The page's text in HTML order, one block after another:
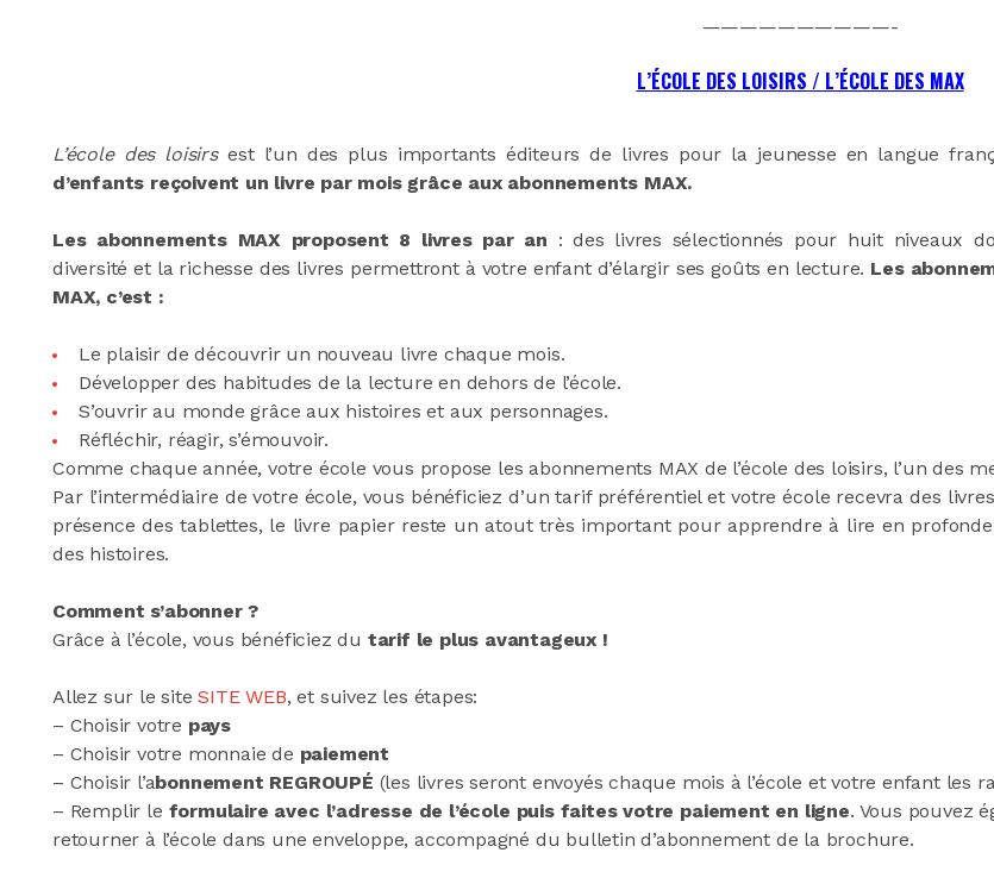
——————————-
L’ÉCOLE DES LOISIRS / L’ÉCOLE DES MAX
L’école des loisirsest l’un des plus importants éditeurs de livres pour la jeunesse en langue
d’enfants reçoivent un livre par mois grâce aux abonnements MAX.
Les abonnements MAX proposent 8 livres par an : des livres sélectionnés pour huit niveaux
diversité et la richesse des livres permettront à votre enfant d’élargir ses goûts en lecture. Les
MAX, c’est :
Le plaisir de découvrir un nouveau livre chaque mois.
Développer des habitudes de la lecture en dehors de l’école.
S’ouvrir au monde grâce aux histoires et aux personnages.
Réfléchir, réagir, s’émouvoir.
Comme chaque année, votre école vous propose les abonnements MAX de l’école des loisirs, l’un des
Par l’intermédiaire de votre école, vous bénéficiez d’un tarif préférentiel et votre école recevra des
présence des tablettes, le livre papier reste un atout très important pour apprendre à lire en
des histoires.
Comment s’abonner ?
Grâce à l’école, vous bénéficiez du tarif le plus avantageux !
Allez sur le siteSITE WEB, et suivez les étapes:
– Choisir votre pays
– Choisir votre monnaie de paiement
– Choisir l’abonnement REGROUPÉ (les livres seront envoyés chaque mois à l’école et votre enfant
– Remplir le formulaire avec l’adresse de l’école puis faites votre paiement en ligne. Vous pouvez
retourner à l’école dans une enveloppe, accompagné du bulletin d’abonnement de la brochure.